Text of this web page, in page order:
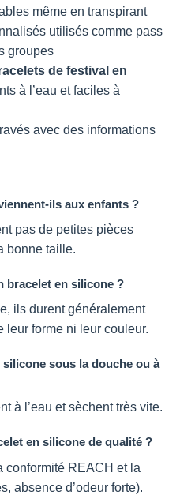
même en transpirant
utilisés comme pass
groupes
de festival en
à l’eau et faciles à
avec des informations
ils aux enfants ?
pas de petites pièces
bonne taille.
bracelet en silicone ?
ils durent généralement
leur forme ni leur couleur.
sous la douche ou à
à l’eau et sèchent très vite.
en silicone de qualité ?
conformité REACH et la
absence d’odeur forte).